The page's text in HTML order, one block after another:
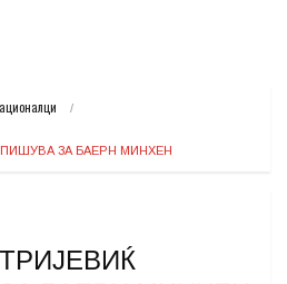
ЗА БАЕРН МИНХЕН